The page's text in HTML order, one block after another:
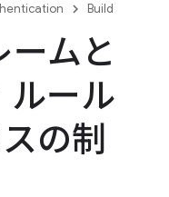
Build
ームと
ルール
の制